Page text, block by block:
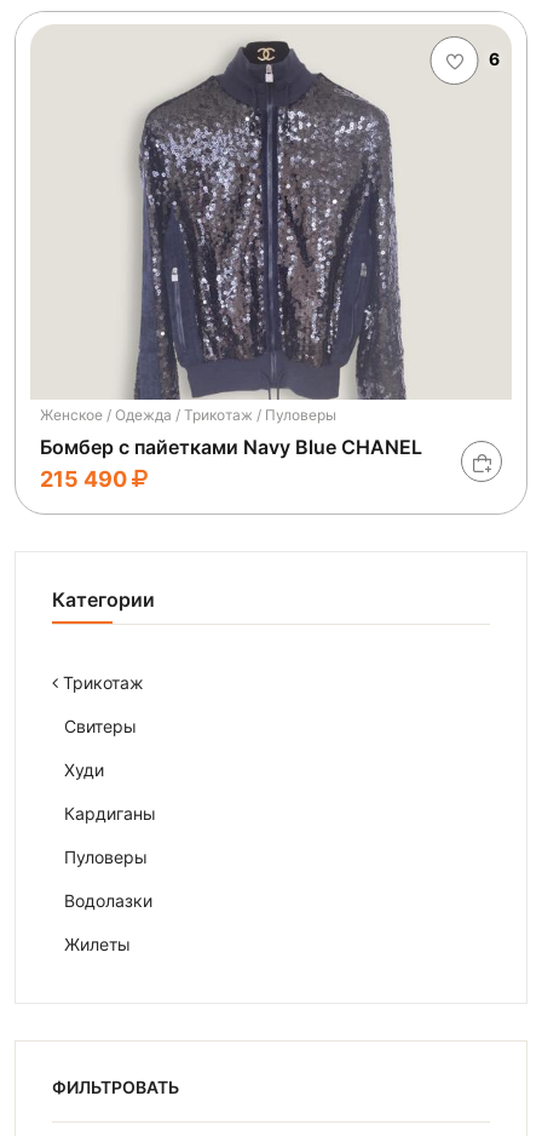
6
Женское / Одежда / Трикотаж / Пуловеры
Бомбер с пайетками Navy Blue CHANEL
215 490
Категории
Трикотаж
Свитеры
Худи
Кардиганы
Пуловеры
Водолазки
Жилеты
ФИЛЬТРОВАТЬ